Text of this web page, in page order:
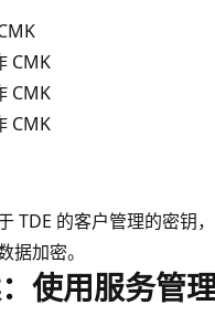
CMK
CMK
CMK
TDE 的客户管理的密钥
据加密。
使用服务管